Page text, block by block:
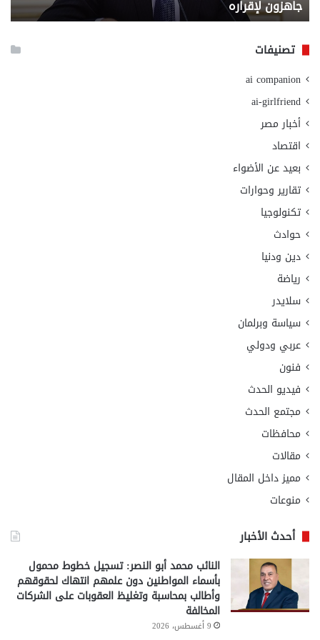
جاهزون لإقراره
تصنيفات
ai companion
ai-girlfriend
أخبار مصر
اقتصاد
بعيد عن الأضواء
تقارير وحوارات
تكنولوجيا
حوادث
دين ودنيا
رياضة
سلايدر
سياسة وبرلمان
عربي ودولي
فنون
فيديو الحدث
مجتمع الحدث
محافظات
مقالات
مميز داخل المقال
منوعات
أحدث الأخبار
النائب محمد أبو النصر: تسجيل خطوط محمول
بأسماء المواطنين دون علمهم انتهاك لحقوقهم
وأطالب بمحاسبة وتغليظ العقوبات على الشركات
المخالفة
9 أغسطس، 2026